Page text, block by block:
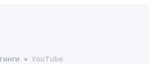
● YouTube